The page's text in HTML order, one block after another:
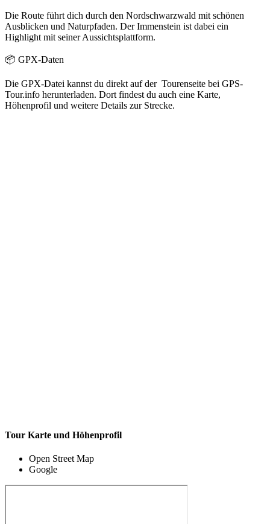
Die Route führt dich durch den Nordschwarzwald mit schönen
Ausblicken und Naturpfaden. Der Immenstein ist dabei ein
Highlight mit seiner Aussichtsplattform.
📦 GPX-Daten
Die GPX-Datei kannst du direkt auf der Tourenseite bei GPS-
Tour.info herunterladen. Dort findest du auch eine Karte,
Höhenprofil und weitere Details zur Strecke.
Tour Karte und Höhenprofil
Open Street Map
Google